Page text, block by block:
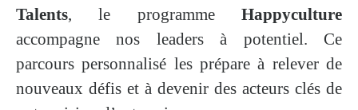
Talents, le programme Happyculture
accompagne nos leaders à potentiel. Ce
parcours personnalisé les prépare à relever de
nouveaux défis et à devenir des acteurs clés de